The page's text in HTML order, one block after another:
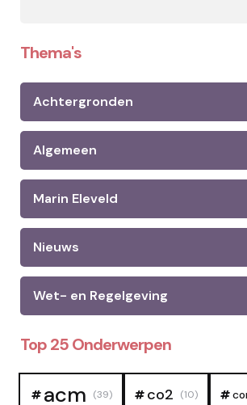
Thema's
Achtergronden
Algemeen
Marin Eleveld
Nieuws
Wet- en Regelgeving
Top 25 Onderwerpen
acm (39) co2 (10)